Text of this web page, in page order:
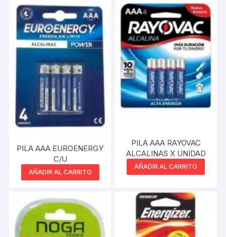
PILA AAA EUROENERGY
C/U
AÑADIR AL CARRITO
PILA AAA RAYOVAC
ALCALINAS X UNIDAD
AÑADIR AL CARRITO